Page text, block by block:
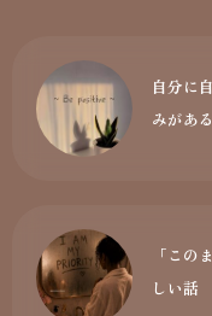
自分に
みがある
「この
しい話